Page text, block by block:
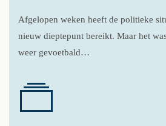
Afgelopen weken heeft de politieke
nieuw dieptepunt bereikt. Maar het
weer gevoetbald…